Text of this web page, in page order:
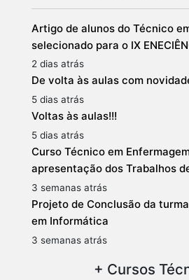
Artigo de alunos do Técnico
selecionado para o IX
2 dias atrás
De volta às aulas com
5 dias atrás
Voltas às aulas!!!
5 dias atrás
Curso Técnico em
apresentação dos Trabalhos
3 semanas atrás
Projeto de Conclusão da
em Informática
3 semanas atrás
+ Cursos